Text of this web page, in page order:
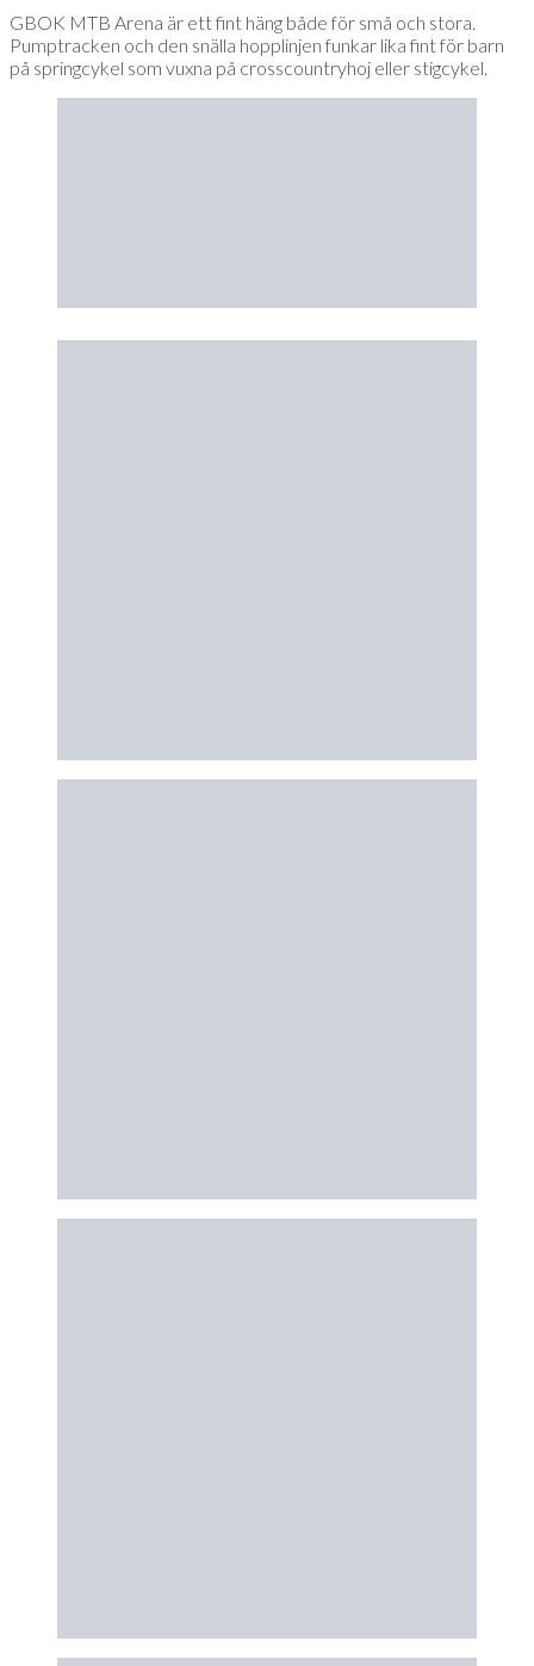
GBOK MTB Arena är ett fint häng både för små och stora.
Pumptracken och den snälla hopplinjen funkar lika fint för barn
på springcykel som vuxna på crosscountryhoj eller stigcykel.